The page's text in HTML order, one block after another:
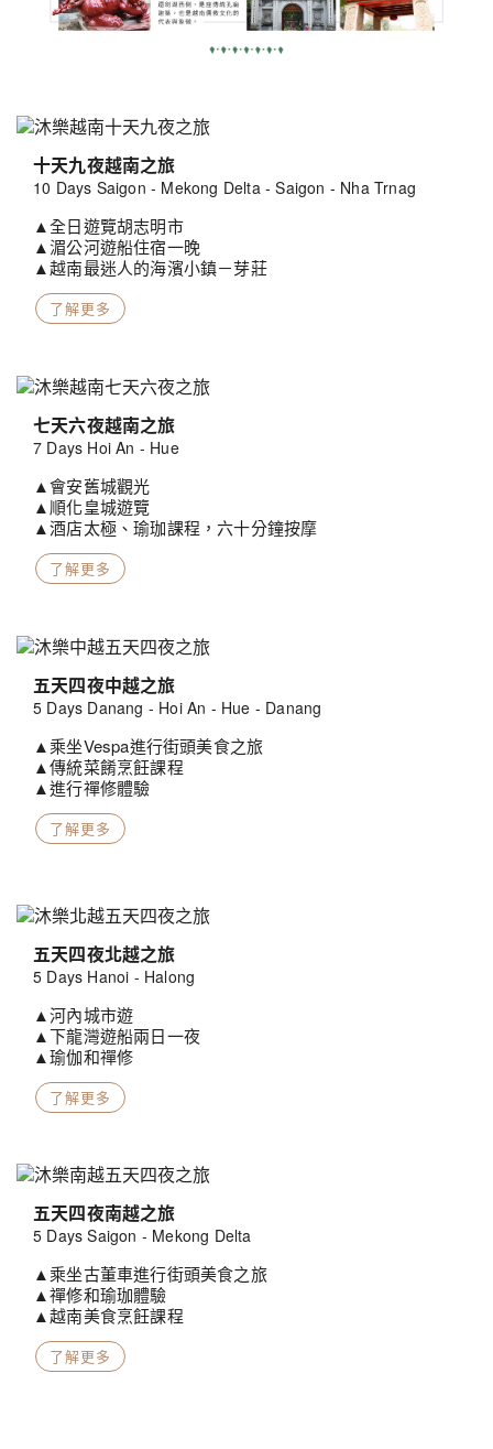
十天九夜越南之旅
10 Days Saigon - Mekong Delta - Saigon - Nha Trnag
▲全日遊覽胡志明市
▲湄公河遊船住宿一晚
▲越南最迷人的海濱小鎮－芽莊
了解更多
七天六夜越南之旅
7 Days Hoi An - Hue
▲會安舊城觀光
▲順化皇城遊覽
▲酒店太極、瑜珈課程，六十分鐘按摩
了解更多
五天四夜中越之旅
5 Days Danang - Hoi An - Hue - Danang
▲乘坐Vespa進行街頭美食之旅
▲傳統菜餚烹飪課程
▲進行禪修體驗
了解更多
五天四夜北越之旅
5 Days Hanoi - Halong
▲河內城市遊
▲下龍灣遊船兩日一夜
▲瑜伽和禪修
了解更多
五天四夜南越之旅
5 Days Saigon - Mekong Delta
▲乘坐古董車進行街頭美食之旅
▲禪修和瑜珈體驗
▲越南美食烹飪課程
了解更多